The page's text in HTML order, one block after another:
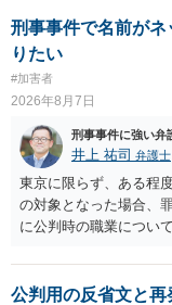
刑事事件で名前が
りたい
#加害者
2026年8月7日
刑事事件に強い弁
井上 祐司 弁護士
東京に限らず、ある程
の対象となった場合、
に公判時の職業につい
公判用の反省文と